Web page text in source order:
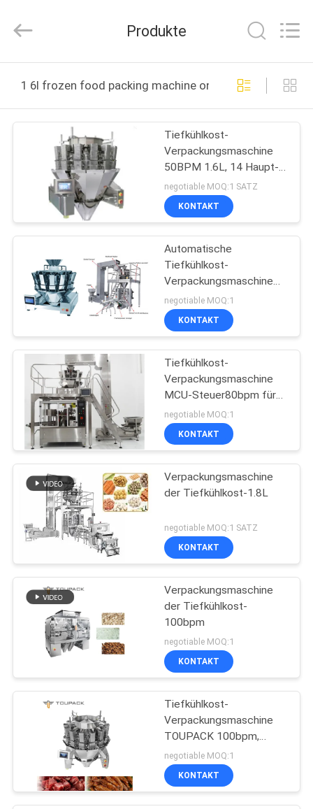
HEIM
PRODUKTE
WERKSBESICHTIGUNG
QUALITÄTSKONTROLLE
KONTAKTIEREN
SIE
UNS
NACHRICHT
FÄLLE
BITTE UM
EIN
ANGEBOT
SITEMAP
DATENSCHUTZRICHTLINIE
LTD.
Reserved.
Produkte
1 6l frozen food packing machine online manufacture
Tiefkühlkost-
Verpackungsmaschine
50BPM 1.6L, 14 Haupt-
Multihead Wäger
negotiable MOQ:1 SATZ
KONTAKT
Automatische
Tiefkühlkost-
Verpackungsmaschine
1.6L SUS304 für Huhn
negotiable MOQ:1
KONTAKT
Tiefkühlkost-
Verpackungsmaschine
MCU-Steuer80bpm für
Fisch-Ball
negotiable MOQ:1
KONTAKT
Verpackungsmaschine
der Tiefkühlkost-1.8L
negotiable MOQ:1 SATZ
KONTAKT
Verpackungsmaschine
der Tiefkühlkost-
100bpm
negotiable MOQ:1
KONTAKT
Tiefkühlkost-
Verpackungsmaschine
TOUPACK 100bpm,
Garnelen-
Verpackungsmaschine
negotiable MOQ:1
KONTAKT